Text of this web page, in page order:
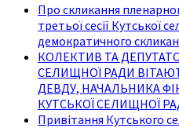
Про скликання
третьої сесії Кутської
демократичного
КОЛЕКТИВ ТА
СЕЛИЩНОЇ РАДИ
ДЕВДУ, НАЧАЛЬНИКА
КУТСЬКОЇ СЕЛИЩНОЇ
Привітання Кутського